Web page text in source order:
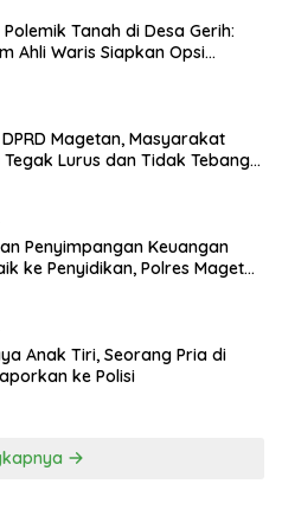
Tanah di Desa Gerih:
Ahli Waris Siapkan Opsi
Magetan, Masyarakat
Lurus dan Tidak Tebang
Penyimpangan Keuangan
ke Penyidikan, Polres Magetan
Anak Tiri, Seorang Pria di
ke Polisi